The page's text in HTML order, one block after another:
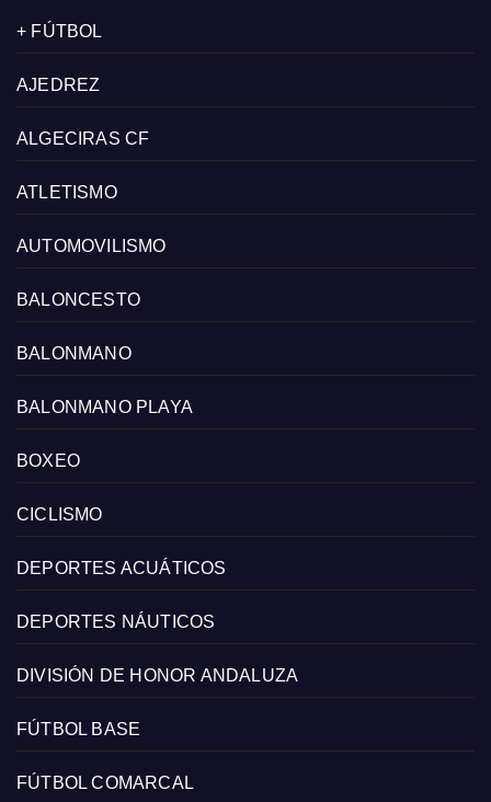
+ FÚTBOL
AJEDREZ
ALGECIRAS CF
ATLETISMO
AUTOMOVILISMO
BALONCESTO
BALONMANO
BALONMANO PLAYA
BOXEO
CICLISMO
DEPORTES ACUÁTICOS
DEPORTES NÁUTICOS
DIVISIÓN DE HONOR ANDALUZA
FÚTBOL BASE
FÚTBOL COMARCAL